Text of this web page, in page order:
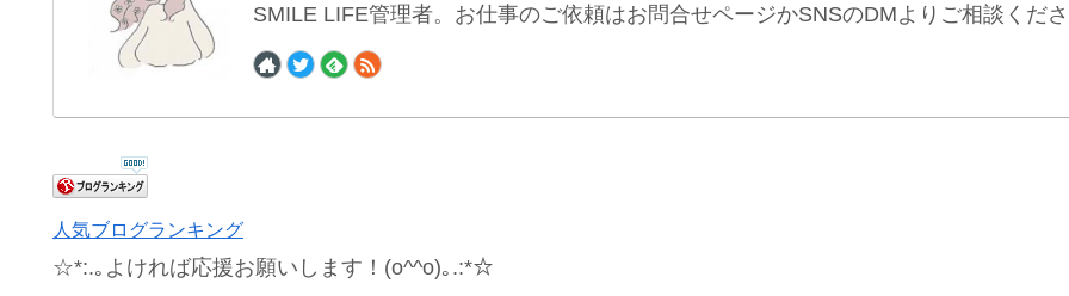
SMILE LIFE管理者。お仕事のご依頼はお問合せページかSNSのDMよりご相談くだ
人気ブログランキング
☆*:.｡よければ応援お願いします！(o^^o)｡.:*☆